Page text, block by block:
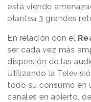
está viendo
plantea 3 grandes
En relación con el
ser cada vez más
dispersión de las
Utilizando la
todo su consumo en
canales en abierto,